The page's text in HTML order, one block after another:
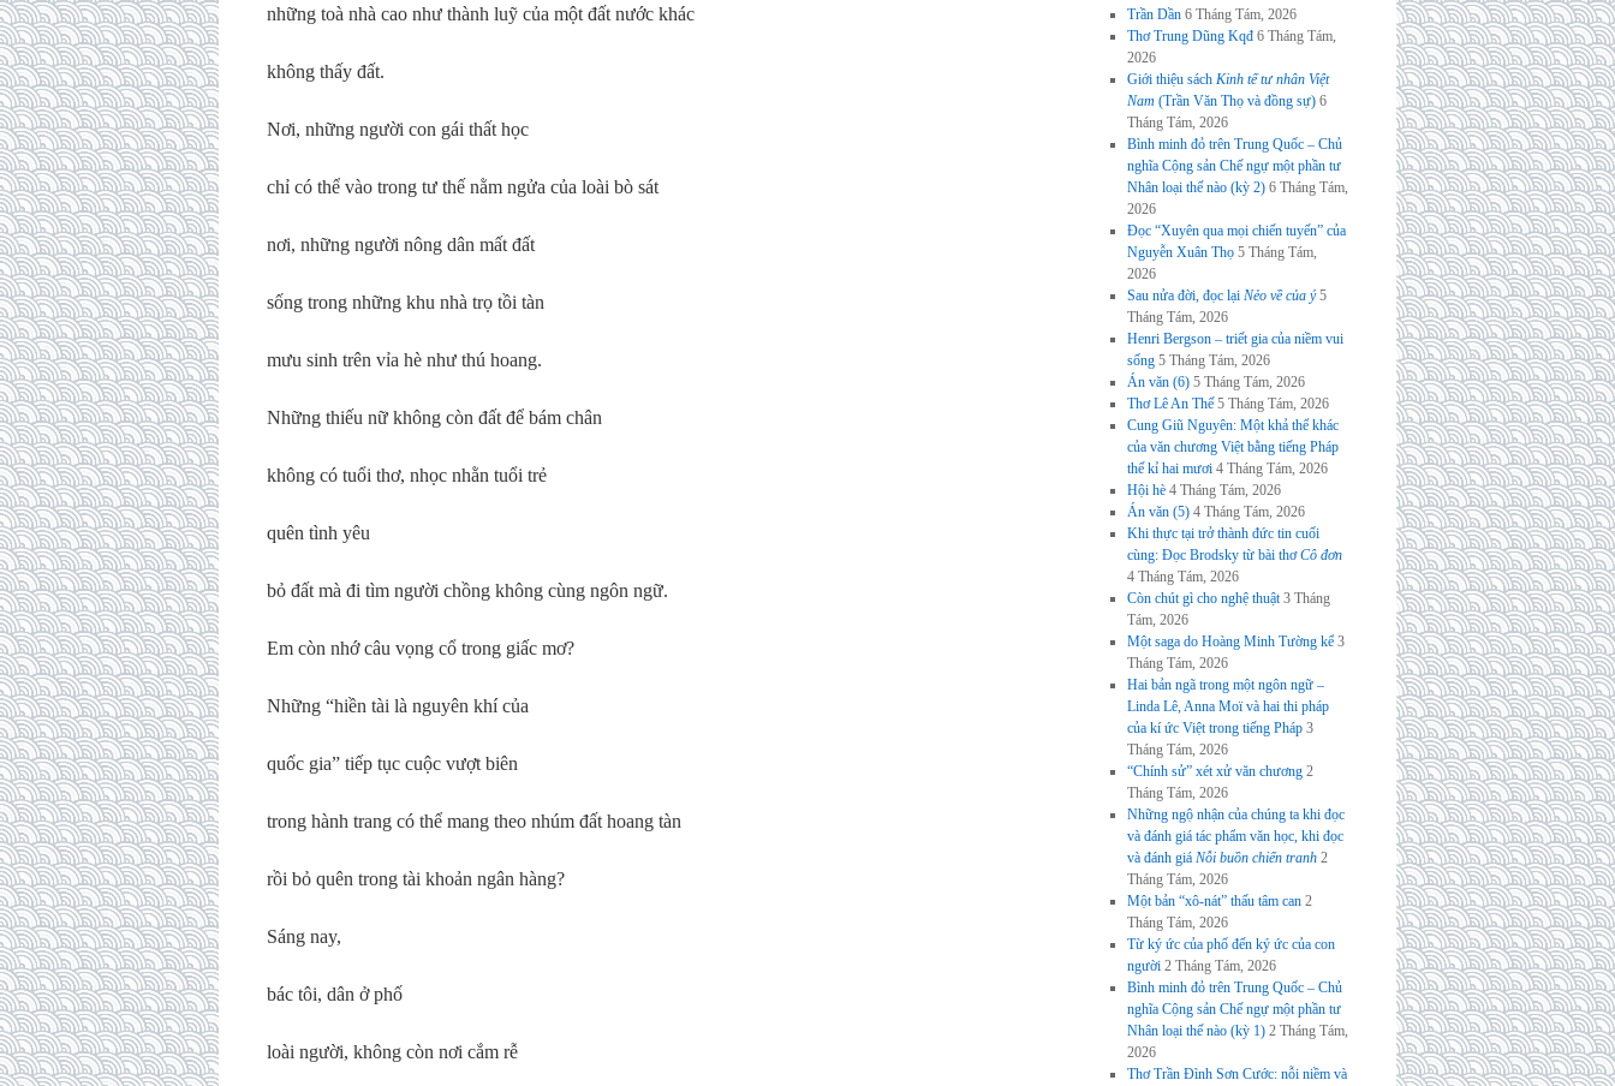
những toà nhà cao như thành luỹ của một đất nước khác
không thấy đất.
Nơi, những người con gái thất học
chỉ có thể vào trong tư thế nằm ngửa của loài bò sát
nơi, những người nông dân mất đất
sống trong những khu nhà trọ tồi tàn
mưu sinh trên vỉa hè như thú hoang.
Những thiếu nữ không còn đất để bám chân
không có tuổi thơ, nhọc nhằn tuổi trẻ
quên tình yêu
bỏ đất mà đi tìm người chồng không cùng ngôn ngữ.
Em còn nhớ câu vọng cổ trong giấc mơ?
Những “hiền tài là nguyên khí của
quốc gia” tiếp tục cuộc vượt biên
trong hành trang có thể mang theo nhúm đất hoang tàn
rồi bỏ quên trong tài khoản ngân hàng?
Sáng nay,
bác tôi, dân ở phố
loài người, không còn nơi cắm rễ
Trần Dần 6 Tháng Tám, 2026
Thơ Trung Dũng Kqđ 6 Tháng Tám,
2026
Giới thiệu sách Kinh tế tư nhân Việt
Nam (Trần Văn Thọ và đồng sự) 6
Tháng Tám, 2026
Bình minh đỏ trên Trung Quốc – Chủ
nghĩa Cộng sản Chế ngự một phần tư
Nhân loại thế nào (kỳ 2) 6 Tháng Tám,
2026
Đọc “Xuyên qua mọi chiến tuyến” của
Nguyễn Xuân Thọ 5 Tháng Tám,
2026
Sau nửa đời, đọc lại Nẻo về của ý 5
Tháng Tám, 2026
Henri Bergson – triết gia của niềm vui
sống 5 Tháng Tám, 2026
Án văn (6) 5 Tháng Tám, 2026
Thơ Lê An Thế 5 Tháng Tám, 2026
Cung Giũ Nguyên: Một khả thể khác
của văn chương Việt bằng tiếng Pháp
thế kỉ hai mươi 4 Tháng Tám, 2026
Hội hè 4 Tháng Tám, 2026
Án văn (5) 4 Tháng Tám, 2026
Khi thực tại trở thành đức tin cuối
cùng: Đọc Brodsky từ bài thơCô đơn
4 Tháng Tám, 2026
Còn chút gì cho nghệ thuật 3 Tháng
Tám, 2026
Một saga do Hoàng Minh Tường kể 3
Tháng Tám, 2026
Hai bản ngã trong một ngôn ngữ –
Linda Lê, Anna Moï và hai thi pháp
của kí ức Việt trong tiếng Pháp 3
Tháng Tám, 2026
“Chính sử” xét xử văn chương 2
Tháng Tám, 2026
Những ngộ nhận của chúng ta khi đọc
và đánh giá tác phẩm văn học, khi đọc
và đánh giá Nỗi buồn chiến tranh 2
Tháng Tám, 2026
Một bản “xô-nát” thấu tâm can 2
Tháng Tám, 2026
Từ ký ức của phố đến ký ức của con
người 2 Tháng Tám, 2026
Bình minh đỏ trên Trung Quốc – Chủ
nghĩa Cộng sản Chế ngự một phần tư
Nhân loại thế nào (kỳ 1) 2 Tháng Tám,
2026
Thơ Trần Đình Sơn Cước: nỗi niềm và